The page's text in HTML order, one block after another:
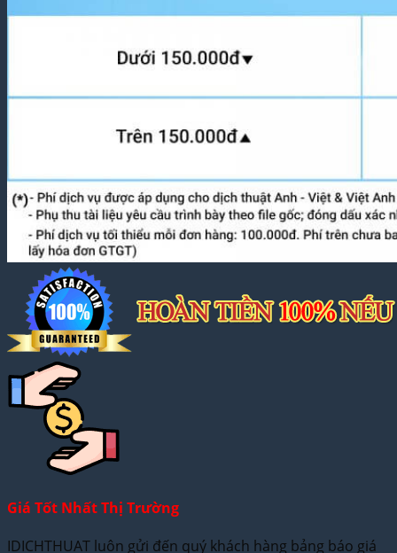
Giá Tốt Nhất Thị Trường
IDICHTHUAT luôn gửi đến quý khách hàng bảng báo giá